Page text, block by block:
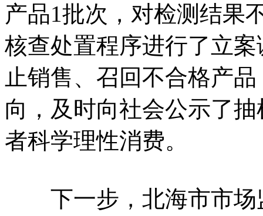
产品1批次，对检测结果
核查处置程序进行了立
止销售、召回不合格产
向，及时向社会公示了
者科学理性消费。
下一步，北海市市场